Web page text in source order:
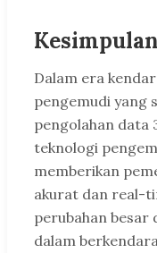
Kesimpulan
Dalam era
pengemudi yang
pengolahan data
teknologi
memberikan
akurat dan real-
perubahan besar
dalam